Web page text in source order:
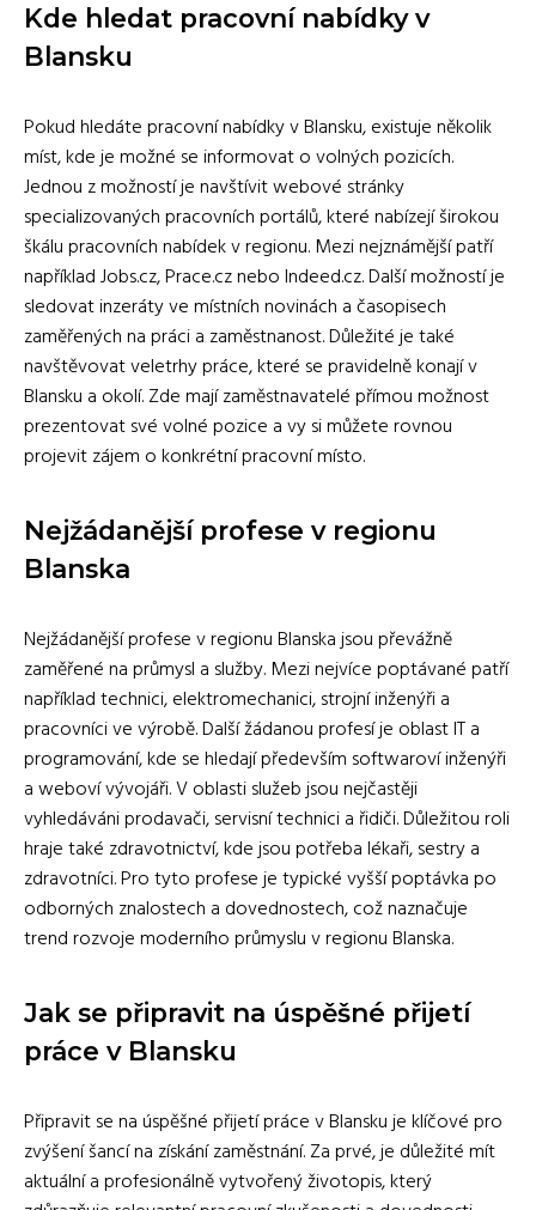
Kde hledat pracovní nabídky v
Blansku
Pokud hledáte pracovní nabídky v Blansku, existuje několik
míst, kde je možné se informovat o volných pozicích.
Jednou z možností je navštívit webové stránky
specializovaných pracovních portálů, které nabízejí širokou
škálu pracovních nabídek v regionu. Mezi nejznámější patří
například Jobs.cz, Prace.cz nebo Indeed.cz. Další možností je
sledovat inzeráty ve místních novinách a časopisech
zaměřených na práci a zaměstnanost. Důležité je také
navštěvovat veletrhy práce, které se pravidelně konají v
Blansku a okolí. Zde mají zaměstnavatelé přímou možnost
prezentovat své volné pozice a vy si můžete rovnou
projevit zájem o konkrétní pracovní místo.
Nejžádanější profese v regionu
Blanska
Nejžádanější profese v regionu Blanska jsou převážně
zaměřené na průmysl a služby. Mezi nejvíce poptávané patří
například technici, elektromechanici, strojní inženýři a
pracovníci ve výrobě. Další žádanou profesí je oblast IT a
programování, kde se hledají především softwaroví inženýři
a weboví vývojáři. V oblasti služeb jsou nejčastěji
vyhledáváni prodavači, servisní technici a řidiči. Důležitou roli
hraje také zdravotnictví, kde jsou potřeba lékaři, sestry a
zdravotníci. Pro tyto profese je typické vyšší poptávka po
odborných znalostech a dovednostech, což naznačuje
trend rozvoje moderního průmyslu v regionu Blanska.
Jak se připravit na úspěšné přijetí
práce v Blansku
Připravit se na úspěšné přijetí práce v Blansku je klíčové pro
zvýšení šancí na získání zaměstnání. Za prvé, je důležité mít
aktuální a profesionálně vytvořený životopis, který